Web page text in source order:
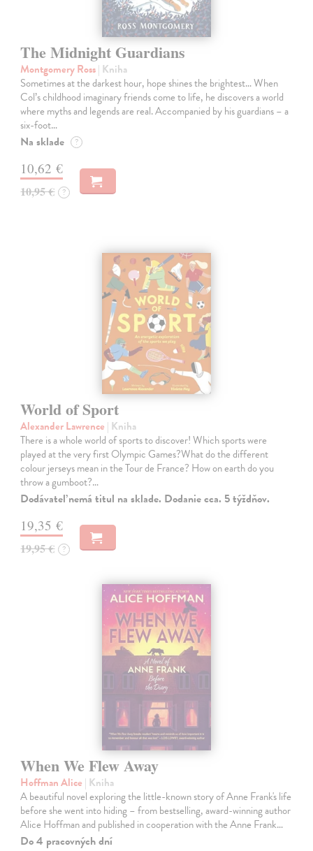
The Midnight Guardians
Montgomery Ross| Kniha
Sometimes at the darkest hour, hope shines the brightest… When
Col’s childhood imaginary friends come to life, he discovers a world
where myths and legends are real. Accompanied by his guardians – a
six-foot…
Na sklade ?
10,62 €
10,95 € ?
World of Sport
Alexander Lawrence | Kniha
There is a whole world of sports to discover! Which sports were
played at the very first Olympic Games?What do the different
colour jerseys mean in the Tour de France? How on earth do you
throw a gumboot?…
Dodávateľ nemá titul na sklade. Dodanie cca. 5 týždňov.
19,35 €
19,95 € ?
When We Flew Away
Hoffman Alice | Kniha
A beautiful novel exploring the little-known story of Anne Frank's life
before she went into hiding – from bestselling, award-winning author
Alice Hoffman and published in cooperation with the Anne Frank…
Do 4 pracovných dní